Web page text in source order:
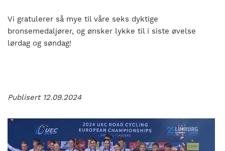
Vi gratulerer så mye til våre seks dyktige
bronsemedaljører, og ønsker lykke til i siste øvelse
lørdag og søndag!
Publisert 12.09.2024